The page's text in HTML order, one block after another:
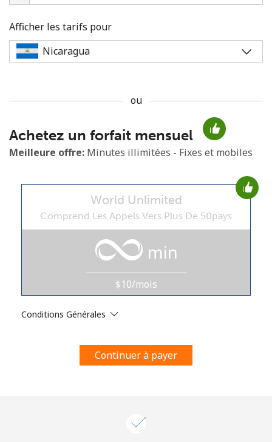
Aucun mot de passe créé
8 caractères minimum
Une lettre majuscule et une lettre minuscule
En créant un compte sur ce site, j'accepte les présentes
Afficher les tarifs pour
ou
Achetez un forfait mensuel
Meilleure offre: Minutes illimitées - Fixes et mobiles
World Unlimited
Comprend Les Appels Vers Plus De 50pays
min
$10/mois
Conditions Générales
Continuer à payer